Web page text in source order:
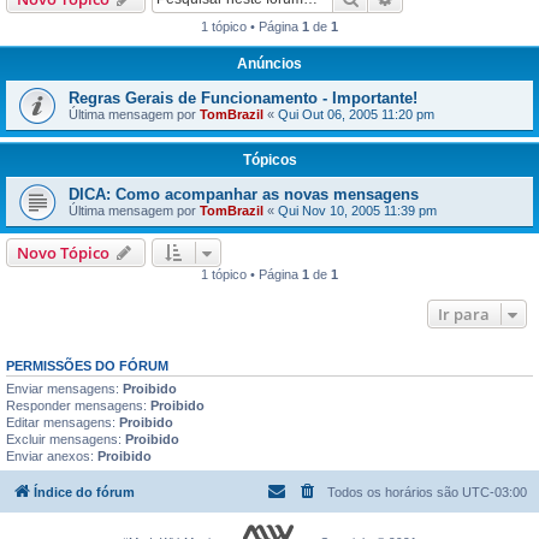
1 tópico • Página 1 de 1
Anúncios
Regras Gerais de Funcionamento - Importante!
Última mensagem por TomBrazil « Qui Out 06, 2005 11:20 pm
Tópicos
DICA: Como acompanhar as novas mensagens
Última mensagem por TomBrazil « Qui Nov 10, 2005 11:39 pm
Novo Tópico
1 tópico • Página 1 de 1
Ir para
PERMISSÕES DO FÓRUM
Enviar mensagens: Proibido
Responder mensagens: Proibido
Editar mensagens: Proibido
Excluir mensagens: Proibido
Enviar anexos: Proibido
Índice do fórum Todos os horários são UTC-03:00